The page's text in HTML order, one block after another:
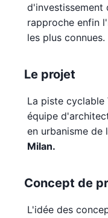
d'investissement
rapproche enfin
les plus connues.
Le projet
La piste cyclable
équipe
en urbanisme de
Milan.
Concept de
L'idée des